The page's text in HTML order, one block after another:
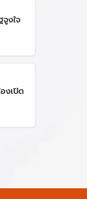
งใจ
งเปิด